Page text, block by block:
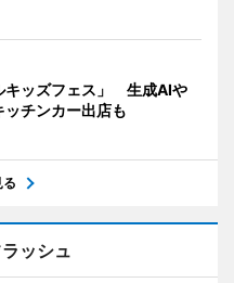
キッズフェス」 生成AIや
ッチンカー出店も
る
ッシュ